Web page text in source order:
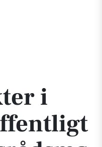
menighedsrådsmøde og
i